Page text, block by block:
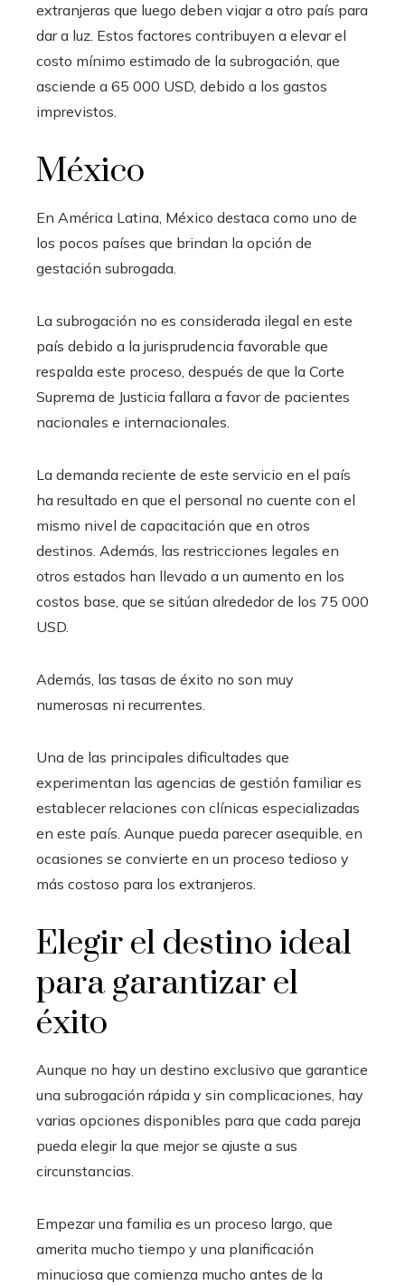
extranjeras que luego deben viajar a otro país para
dar a luz. Estos factores contribuyen a elevar el
costo mínimo estimado de la subrogación, que
asciende a 65 000 USD, debido a los gastos
imprevistos.
México
En América Latina, México destaca como uno de
los pocos países que brindan la opción de
gestación subrogada.
La subrogación no es considerada ilegal en este
país debido a la jurisprudencia favorable que
respalda este proceso, después de que la Corte
Suprema de Justicia fallara a favor de pacientes
nacionales e internacionales.
La demanda reciente de este servicio en el país
ha resultado en que el personal no cuente con el
mismo nivel de capacitación que en otros
destinos. Además, las restricciones legales en
otros estados han llevado a un aumento en los
costos base, que se sitúan alrededor de los 75 000
USD.
Además, las tasas de éxito no son muy
numerosas ni recurrentes.
Una de las principales dificultades que
experimentan las agencias de gestión familiar es
establecer relaciones con clínicas especializadas
en este país. Aunque pueda parecer asequible, en
ocasiones se convierte en un proceso tedioso y
más costoso para los extranjeros.
Elegir el destino ideal
para garantizar el
éxito
Aunque no hay un destino exclusivo que garantice
una subrogación rápida y sin complicaciones, hay
varias opciones disponibles para que cada pareja
pueda elegir la que mejor se ajuste a sus
circunstancias.
Empezar una familia es un proceso largo, que
amerita mucho tiempo y una planificación
minuciosa que comienza mucho antes de la